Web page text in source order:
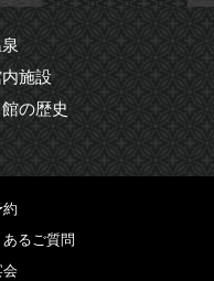
施設
の歴史
約
あるご質問
会